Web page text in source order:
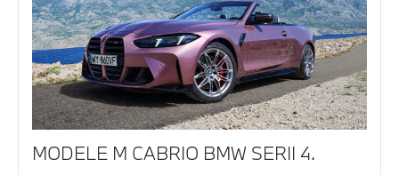
MODELE M CABRIO BMW SERII 4.